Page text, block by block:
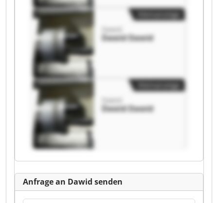
Dawid
Dawid Dawid
Kleinanzeige
Dawid
Dawid Dawid
Kleinanzeige
Anfrage an Dawid senden